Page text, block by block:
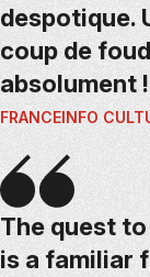
despotique.
coup de
absolument !
FRANCEINFO
The quest
is a familiar